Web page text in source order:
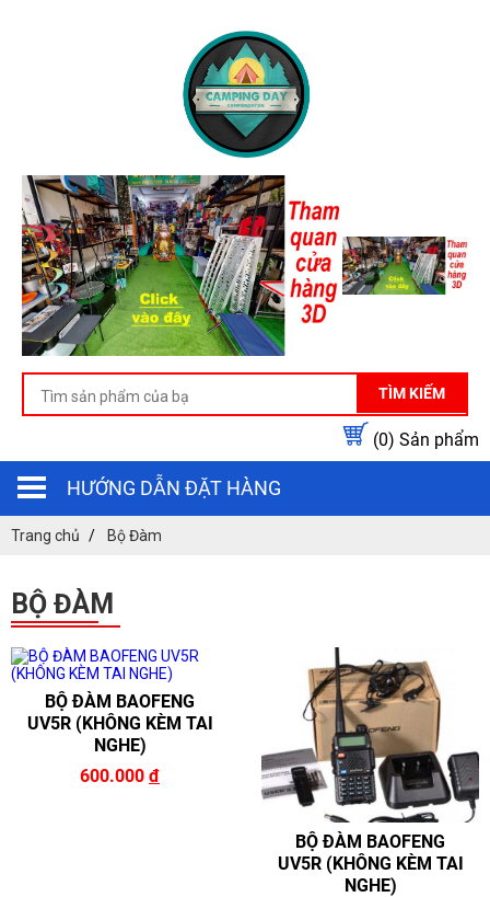
TÌM KIẾM
(0) Sản phẩm
HƯỚNG DẪN ĐẶT HÀNG
Trang chủ Bộ Đàm
BỘ ĐÀM
BỘ ĐÀM BAOFENG
UV5R (KHÔNG KÈM TAI
NGHE)
600.000 đ
BỘ ĐÀM BAOFENG
UV5R (KHÔNG KÈM TAI
NGHE)
ĐĂNG KÝ TƯ VẤN